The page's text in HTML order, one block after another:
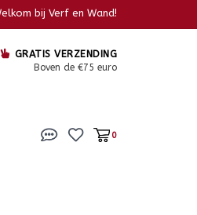
bij Verf en Wand!
GRATIS VERZENDING
Boven de €75 euro
0